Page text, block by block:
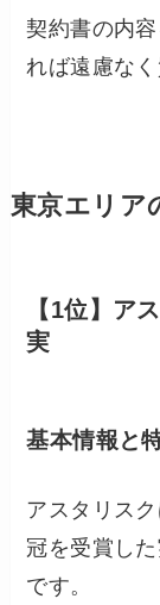
契約書の内
れば遠慮なく
東京エリア
【1位】ア
実
基本情報と
アスタリス
冠を受賞し
です。